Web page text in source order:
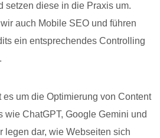
setzen diese in die Praxis um.
auch Mobile SEO und führen
ein entsprechendes Controlling
es um die Optimierung von Content
wie ChatGPT, Google Gemini und
legen dar, wie Webseiten sich